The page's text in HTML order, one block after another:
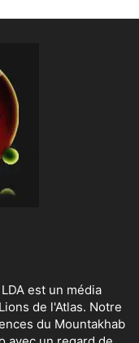
est un média
de l'Atlas. Notre
du Mountakhab